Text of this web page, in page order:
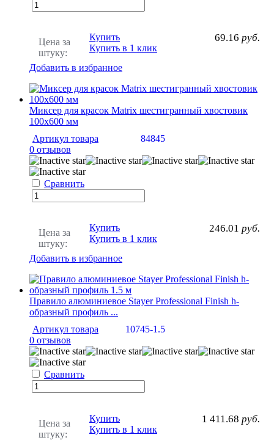
Цена за
штуку:
69.16 руб.
Купить
Купить в 1 клик
Добавить в избранное
Миксер для красок Matrix шестигранный хвостовик
100х600 мм
Артикул товара
84845
0 отзывов
Сравнить
Цена за
штуку:
246.01 руб.
Купить
Купить в 1 клик
Добавить в избранное
Правило алюминиевое Stayer Professional Finish h-
образный профиль ...
Артикул товара
10745-1.5
0 отзывов
Сравнить
Цена за
штуку:
1 411.68 руб.
Купить
Купить в 1 клик